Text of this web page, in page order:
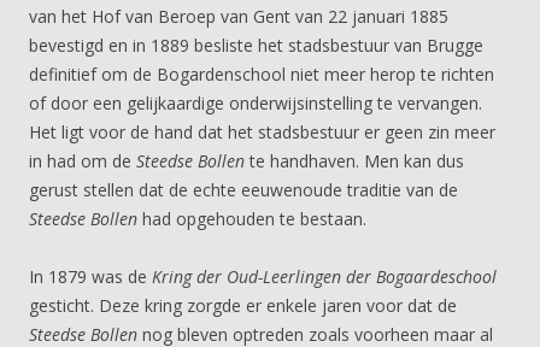
van het Hof van Beroep van Gent van 22 januari 1885
bevestigd en in 1889 besliste het stadsbestuur van Brugge
definitief om de Bogardenschool niet meer herop te richten
of door een gelijkaardige onderwijsinstelling te vervangen.
Het ligt voor de hand dat het stadsbestuur er geen zin meer
in had om de Steedse Bollente handhaven. Men kan dus
gerust stellen dat de echte eeuwenoude traditie van de
Steedse Bollen had opgehouden te bestaan.
In 1879 was de Kring der Oud-Leerlingen der Bogaardeschool
gesticht. Deze kring zorgde er enkele jaren voor dat de
Steedse Bollen nog bleven optreden zoals voorheen maar al